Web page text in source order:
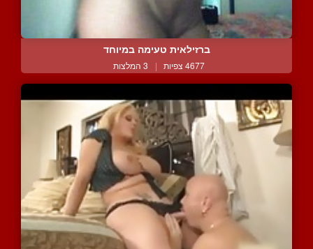
ברזילאית טעימה במיוחד
4677 צפיות | 3 המלצות